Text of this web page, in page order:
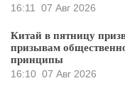
16:11
07 Авг 2026
Китай в пятницу
призывам
принципы
16:10 07 Авг 2026